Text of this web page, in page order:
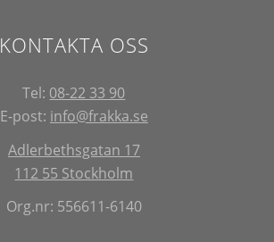
KONTAKTA OSS
Tel: 08-22 33 90
E-post: info@frakka.se
Adlerbethsgatan 17
112 55 Stockholm
Org.nr: 556611-6140